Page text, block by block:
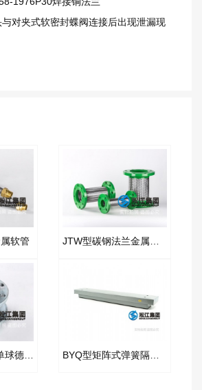
对夹式软密封蝶阀连接后出现泄漏现
软管